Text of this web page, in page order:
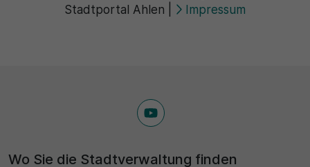
Stadtportal Ahlen
Impressum
Wo Sie die Stadtverwaltung finden